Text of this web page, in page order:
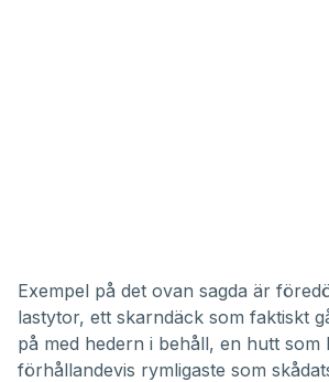
Exempel på det ovan sagda är
lastytor, ett skarndäck som faktiskt
på med hedern i behåll, en hutt som
förhållandevis rymligaste som